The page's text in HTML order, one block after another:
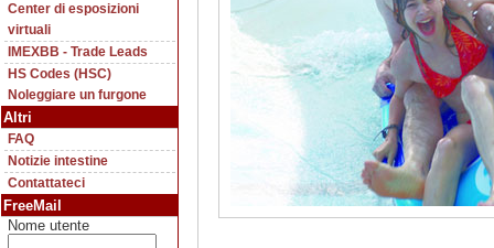
Center di esposizioni
virtuali
IMEXBB - Trade Leads
HS Codes (HSC)
Noleggiare un furgone
Altri
FAQ
Notizie intestine
Contattateci
FreeMail
Nome utente